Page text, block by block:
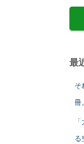
最
そ
冊。
る